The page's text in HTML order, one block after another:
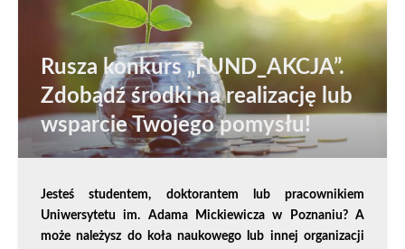
Rusza konkurs „FUND_AKCJA”.
Zdobądź środki na realizację lub
wsparcie Twojego pomysłu!
Jesteś studentem, doktorantem lub pracownikiem
Uniwersytetu im. Adama Mickiewicza w Poznaniu? A
może należysz do koła naukowego lub innej organizacji